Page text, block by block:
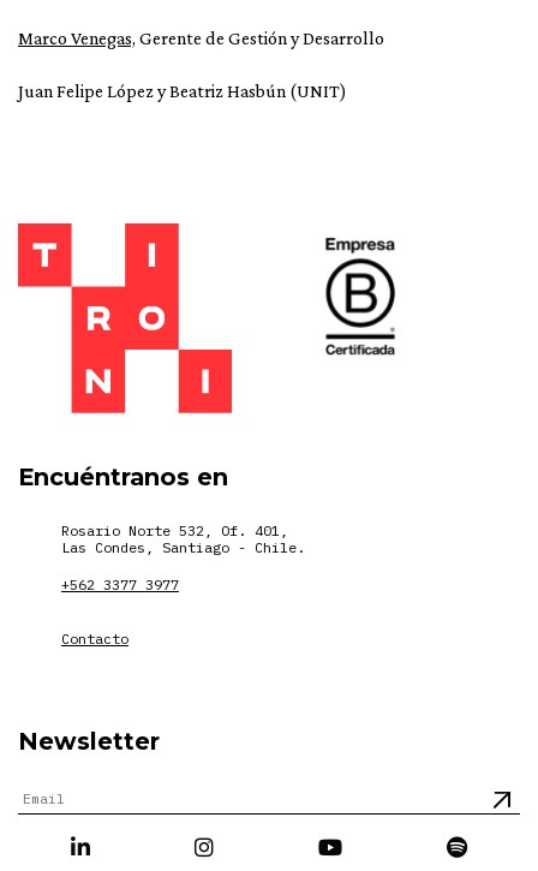
Marco Venegas, Gerente de Gestión y Desarrollo
Juan Felipe López y Beatriz Hasbún (UNIT)
Encuéntranos en
Rosario Norte 532, Of. 401,
Las Condes, Santiago - Chile.
+562 3377 3977
Contacto
Newsletter